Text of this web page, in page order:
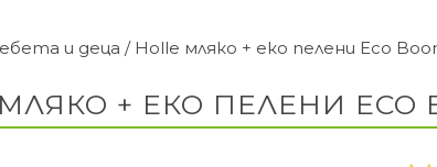
и деца / Holle мляко + еко пелени Eco
МЛЯКО + ЕКО ПЕЛЕНИ ECO